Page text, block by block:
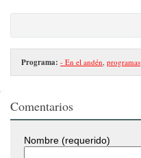
Programa: - En el andén, programas
Comentarios
Nombre (requerido)